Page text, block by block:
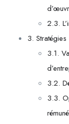
2.3.
3.
3.1.
3.2.
3.3.